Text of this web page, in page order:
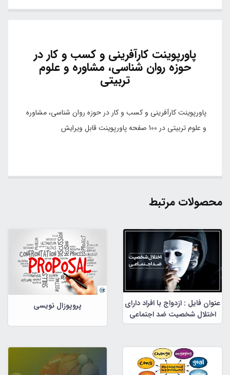
پاورپوینت کارآفرینی و کسب و کار در
حوزه روان شناسی، مشاوره و علوم
تربیتی
پاورپوینت کارآفرینی و کسب و کار در حوزه روان شناسی، مشاوره
و علوم تربیتی در 100 صفحه پاورپوینت قابل ویرایش
محصولات مرتبط
عنوان فایل : ازدواج با افراد دارای
اختلال شخصیت ضد اجتماعی
پروپوزال نویسی